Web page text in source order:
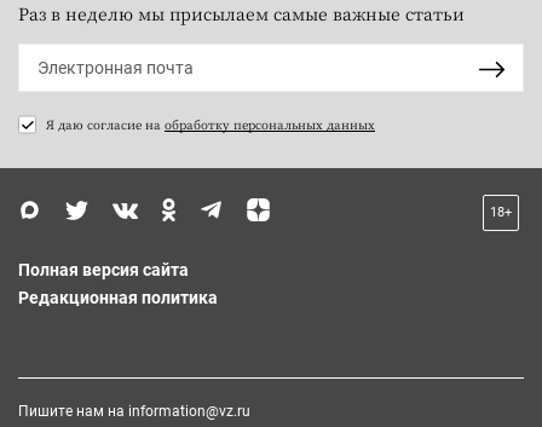
Раз в неделю мы присылаем самые важные статьи
Я даю согласие на обработку персональных данных
18+
Полная версия сайта
Редакционная политика
Пишите нам на information@vz.ru